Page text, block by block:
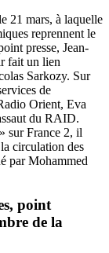
21 mars, à laquelle
reprennent le
presse, Jean-
fait un lien
Sarkozy. Sur
de
Orient, Eva
du RAID.
sur France 2, il
circulation des
par Mohammed
point
de la